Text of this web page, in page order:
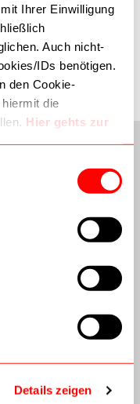
Ihrer Einwilligung
Auch nicht-
IDs benötigen.
den Cookie-
die
Hier gehts zur
Apps nutzt
Geschäftsdaten
Details zeigen